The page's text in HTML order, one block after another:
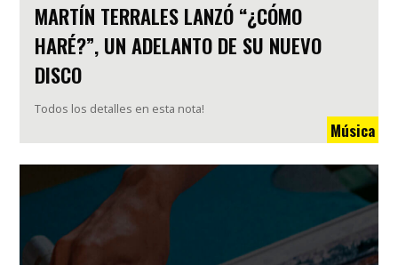
MARTÍN TERRALES LANZÓ “¿CÓMO
HARÉ?”, UN ADELANTO DE SU NUEVO
DISCO
Todos los detalles en esta nota!
Música